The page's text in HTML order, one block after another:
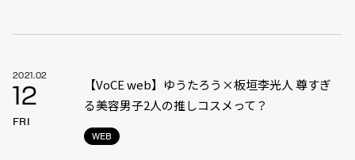
2021.02
12
FRI
WEB
【VoCE web】ゆうたろう×板垣李光人 尊すぎ
る美容男子2人の推しコスメって？